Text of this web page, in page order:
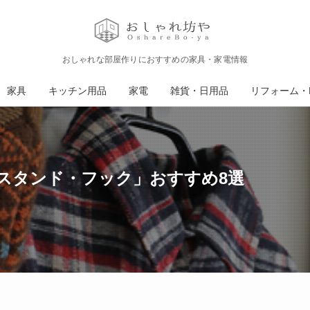
おしゃれな部屋作りにおすすめの家具・家電情報
家具 キッチン用品 家電 雑貨・日用品 リフォーム
タンド・フック」おすすめ8選